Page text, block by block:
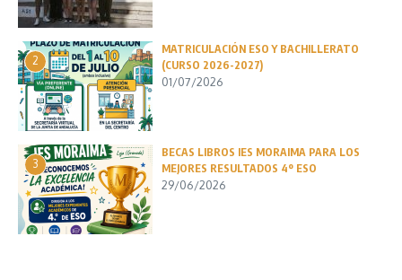
2
MATRICULACIÓN ESO Y BACHILLERATO
(CURSO 2026-2027)
01/07/2026
3
BECAS LIBROS IES MORAIMA PARA LOS
MEJORES RESULTADOS 4º ESO
29/06/2026